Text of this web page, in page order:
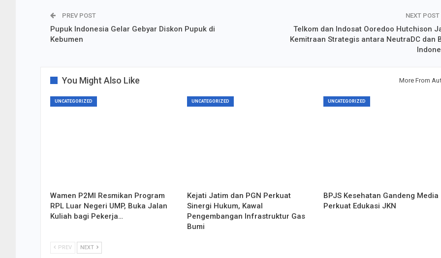
PREV POST
Pupuk Indonesia Gelar Gebyar Diskon Pupuk di
Kebumen
NEXT POST
Telkom dan Indosat Ooredoo Hutchison
Kemitraan Strategis antara NeutraDC dan
You Might Also Like More From
UNCATEGORIZED
Wamen P2MI Resmikan Program
RPL Luar Negeri UMP, Buka Jalan
Kuliah bagi Pekerja…
UNCATEGORIZED
Kejati Jatim dan PGN Perkuat
Sinergi Hukum, Kawal
Pengembangan Infrastruktur Gas
Bumi
UNCATEGORIZED
BPJS Kesehatan Gandeng Media
Perkuat Edukasi JKN
PREV NEXT